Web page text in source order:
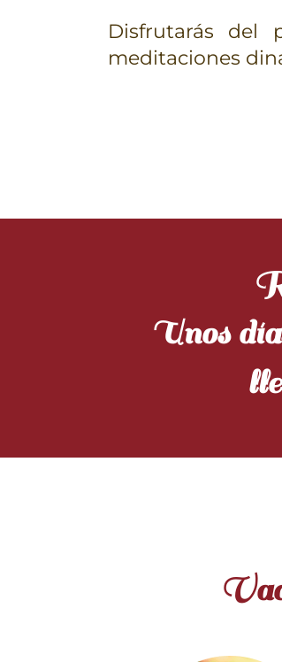
Disfrutarás del
meditaciones
Unos